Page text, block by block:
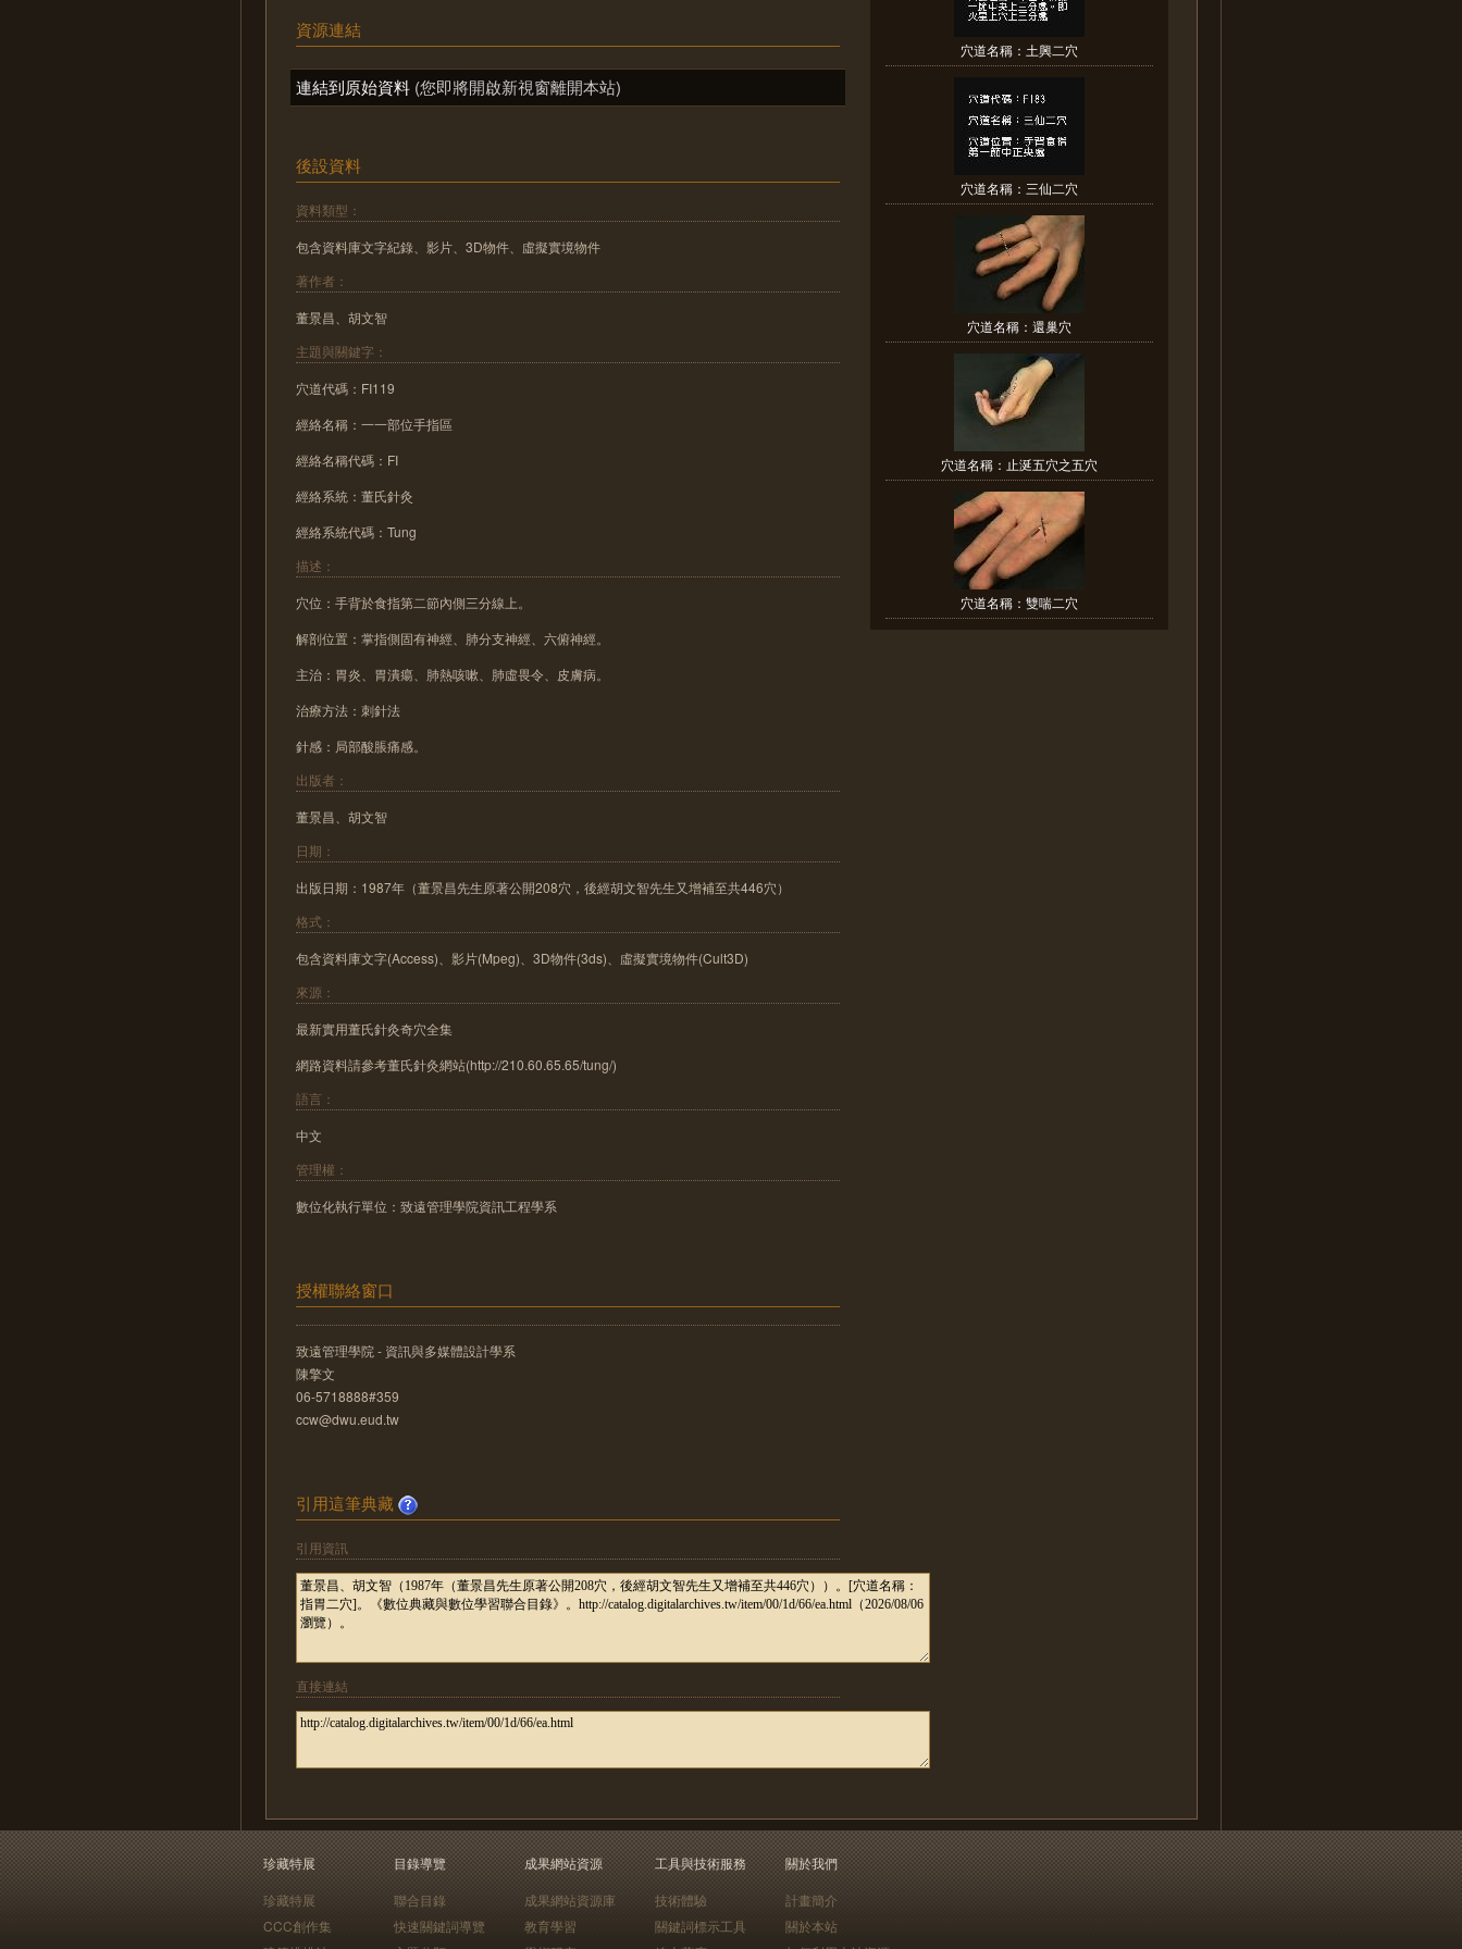
資源連結
連結到原始資料 (您即將開啟新視窗離開本站)
後設資料
資料類型：
包含資料庫文字紀錄、影片、3D物件、虛擬實境物件
著作者：
董景昌、胡文智
主題與關鍵字：
穴道代碼：FI119
經絡名稱：一一部位手指區
經絡名稱代碼：FI
經絡系統：董氏針灸
經絡系統代碼：Tung
描述：
穴位：手背於食指第二節內側三分線上。
解剖位置：掌指側固有神經、肺分支神經、六俯神經。
主治：胃炎、胃潰瘍、肺熱咳嗽、肺虛畏令、皮膚病。
治療方法：刺針法
針感：局部酸脹痛感。
出版者：
董景昌、胡文智
日期：
出版日期：1987年（董景昌先生原著公開208穴，後經胡文智先生又增補至共446穴）
格式：
包含資料庫文字(Access)、影片(Mpeg)、3D物件(3ds)、虛擬實境物件(Cult3D)
來源：
最新實用董氏針灸奇穴全集
網路資料請參考董氏針灸網站(http://210.60.65.65/tung/)
語言：
中文
管理權：
數位化執行單位：致遠管理學院資訊工程學系
授權聯絡窗口
致遠管理學院 - 資訊與多媒體設計學系
陳擎文
06-5718888#359
ccw@dwu.eud.tw
引用這筆典藏
引用資訊
直接連結
穴道名稱：土興二穴
穴道名稱：三仙二穴
穴道名稱：還巢穴
穴道名稱：止涎五穴之五穴
穴道名稱：雙喘二穴
珍藏特展
珍藏特展
CCC創作集
目錄導覽
聯合目錄
快速關鍵詞導覽
成果網站資源
成果網站資源庫
教育學習
工具與技術服務
技術體驗
關鍵詞標示工具
關於我們
計畫簡介
關於本站